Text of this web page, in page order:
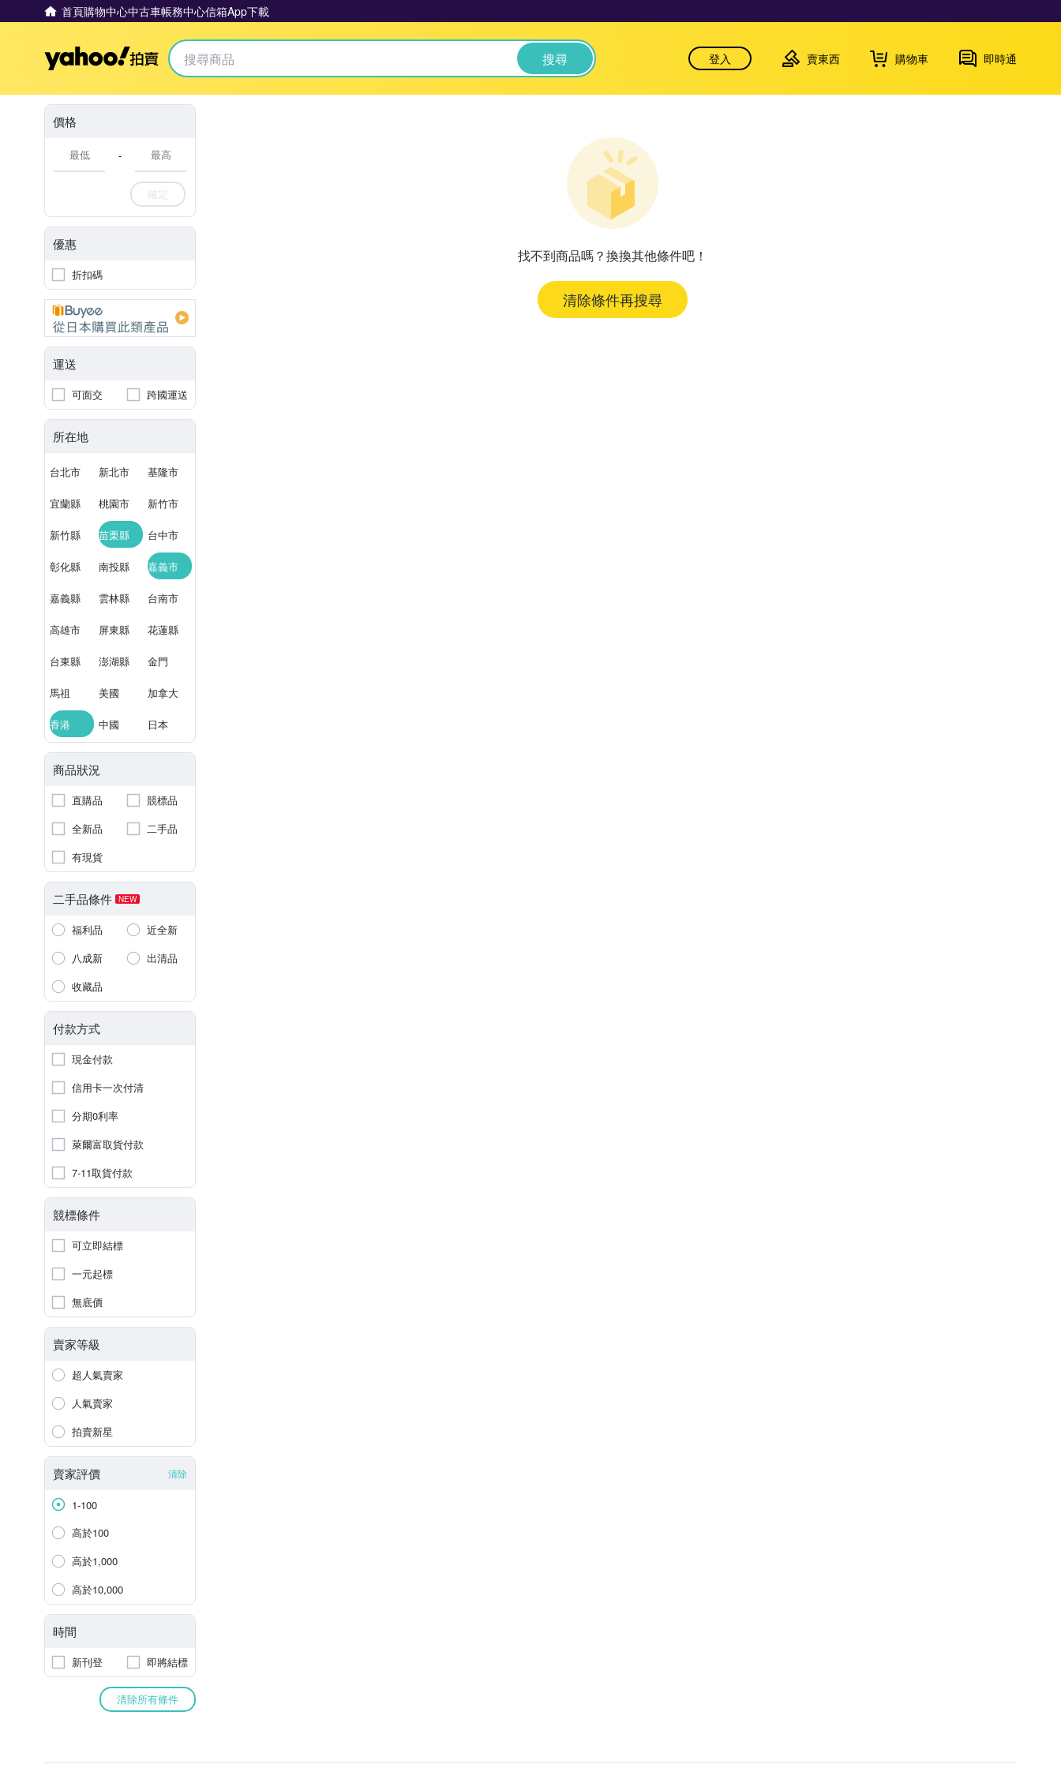
首頁購物中心中古車帳務中心信箱App下載
Yahoo拍賣 搜尋 登入 賣東西 購物車 即時通
價格
-
確定
優惠
折扣碼
運送
可面交 跨國運送
所在地
台北市 新北市 基隆市
宜蘭縣 桃園市 新竹市
新竹縣 苗栗縣 台中市
彰化縣 南投縣 嘉義市
嘉義縣 雲林縣 台南市
高雄市 屏東縣 花蓮縣
台東縣 澎湖縣 金門
馬祖 美國 加拿大
香港 中國 日本
商品狀況
直購品
競標品
全新品
二手品
有現貨
二手品條件 NEW
福利品
近全新
八成新
出清品
收藏品
付款方式
現金付款
信用卡一次付清
分期0利率
萊爾富取貨付款
7-11取貨付款
競標條件
可立即結標
一元起標
無底價
賣家等級
超人氣賣家
人氣賣家
拍賣新星
賣家評價 清除
1-100
高於100
高於1,000
高於10,000
時間
新刊登 即將結標
清除所有條件
找不到商品嗎？換換其他條件吧！
清除條件再搜尋